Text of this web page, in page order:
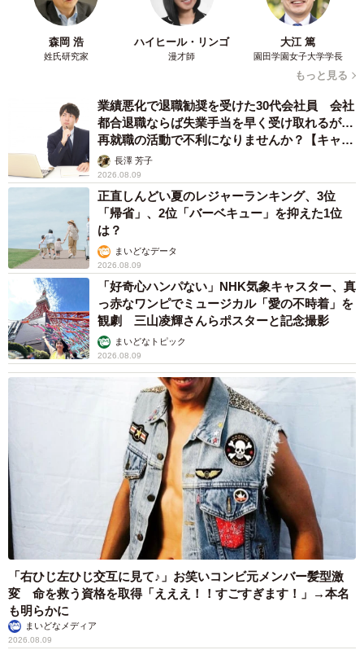
森岡 浩
姓氏研究家
ハイヒール・リンゴ
漫才師
大江 篤
園田学園女子大学学長
もっと見る
業績悪化で退職勧奨を受けた30代会社員 会社
都合退職ならば失業手当を早く受け取れるが…
再就職の活動で不利になりませんか？【キャリ
アカウンセラーが解説】
長澤 芳子
2026.08.09
正直しんどい夏のレジャーランキング、3位
「帰省」、2位「バーベキュー」を抑えた1位
は？
まいどなデータ
2026.08.09
「好奇心ハンパない」NHK気象キャスター、真
っ赤なワンピでミュージカル「愛の不時着」を
観劇 三山凌輝さんらポスターと記念撮影
まいどなトピック
2026.08.09
「右ひじ左ひじ交互に見て♪」お笑いコンビ元メンバー髪型激
変 命を救う資格を取得「えええ！！すごすぎます！」→本名
も明らかに
まいどなメディア
2026.08.09